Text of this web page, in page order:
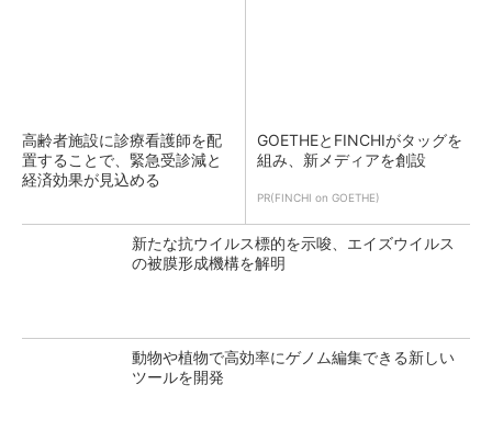
高齢者施設に診療看護師を配
置することで、緊急受診減と
経済効果が見込める
GOETHEとFINCHIがタッグを
組み、新メディアを創設
PR(FINCHI on GOETHE)
新たな抗ウイルス標的を示唆、エイズウイルス
の被膜形成機構を解明
動物や植物で高効率にゲノム編集できる新しい
ツールを開発